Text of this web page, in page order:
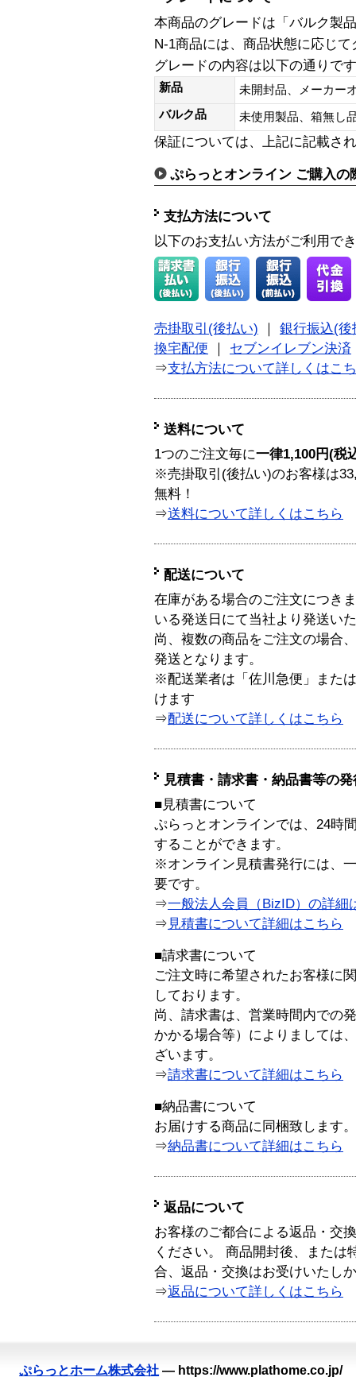
本商品のグレードは「バルク製
N-1商品には、商品状態に応じ
グレードの内容は以下の通りで
新品
未開封品、メーカー
バルク品
未使用製品、箱無
保証については、上記に記載さ
ぷらっとオンライン ご購入の
支払方法について
以下のお支払い方法がご利用で
売掛取引(後払い)
銀行振込(後
換宅配便
セブンイレブン決済
⇒支払方法について詳しくはこ
送料について
1つのご注文毎に一律1,100円(税
※売掛取引(後払い)のお客様は
無料！
⇒送料について詳しくはこちら
配送について
在庫がある場合のご注文につき
いる発送日にて当社より発送い
尚、複数の商品をご注文の場合
発送となります。
※配送業者は「佐川急便」また
けます
⇒配送について詳しくはこちら
見積書・請求書・納品書等の
■見積書について
ぷらっとオンラインでは、24時
することができます。
※オンライン見積書発行には、
要です。
⇒一般法人会員（BizID）の詳細
⇒ 見積書について詳細はこちら
■請求書について
ご注文時に希望されたお客様に
しております。
尚、請求書は、営業時間内での
かかる場合等）によりましては
ざいます。
⇒請求書について詳細はこちら
■納品書について
お届けする商品に同梱致します。
⇒納品書について詳細はこちら
返品について
お客様のご都合による返品・交
ください。 商品開封後、または
合、返品・交換はお受けいたし
⇒返品について詳しくはこちら
ぷらっとホーム株式会社 — https://www.plathome.co.jp/